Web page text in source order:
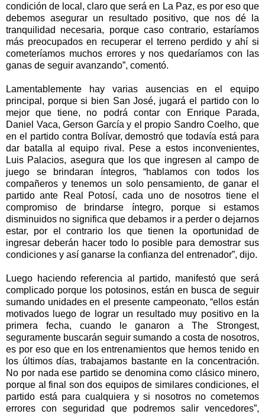
condición de local, claro que será en La Paz, es por eso que
debemos asegurar un resultado positivo, que nos dé la
tranquilidad necesaria, porque caso contrario, estaríamos
más preocupados en recuperar el terreno perdido y ahí si
cometeríamos muchos errores y nos quedaríamos con las
ganas de seguir avanzando”, comentó.
Lamentablemente hay varias ausencias en el equipo
principal, porque si bien San José, jugará el partido con lo
mejor que tiene, no podrá contar con Enrique Parada,
Daniel Vaca, Gerson García y el propio Sandro Coelho, que
en el partido contra Bolívar, demostró que todavía está para
dar batalla al equipo rival. Pese a estos inconvenientes,
Luis Palacios, asegura que los que ingresen al campo de
juego se brindaran íntegros, “hablamos con todos los
compañeros y tenemos un solo pensamiento, de ganar el
partido ante Real Potosí, cada uno de nosotros tiene el
compromiso de brindarse íntegro, porque si estamos
disminuidos no significa que debamos ir a perder o dejarnos
estar, por el contrario los que tienen la oportunidad de
ingresar deberán hacer todo lo posible para demostrar sus
condiciones y así ganarse la confianza del entrenador”, dijo.
Luego haciendo referencia al partido, manifestó que será
complicado porque los potosinos, están en busca de seguir
sumando unidades en el presente campeonato, “ellos están
motivados luego de lograr un resultado muy positivo en la
primera fecha, cuando le ganaron a The Strongest,
seguramente buscarán seguir sumando a costa de nosotros,
es por eso que en los entrenamientos que hemos tenido en
los últimos días, trabajamos bastante en la concentración.
No por nada ese partido se denomina como clásico minero,
porque al final son dos equipos de similares condiciones, el
partido está para cualquiera y si nosotros no cometemos
errores con seguridad que podremos salir vencedores”,